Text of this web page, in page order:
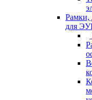
Рамки,
для